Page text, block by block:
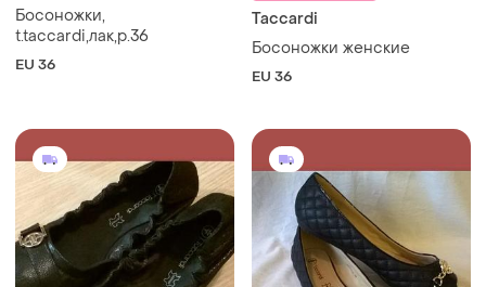
Босоножки,
t.taccardi,лак,р.36
EU 36
Taccardi
Босоножки женские
EU 36